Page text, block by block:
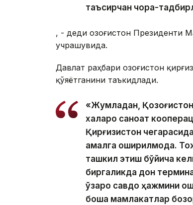
таъсирчан чора-
, - деди Қозоғистон Президенти
учрашувида.
Давлат раҳбари Қозоғистон
қўяётганини таъкидлади.
«Жумладан,
халқаро саноат
Қирғизистон
амалга оширилмоқда.
ташкил этиш бўйича
биргаликда дон
ўзаро савдо ҳажмини
бошқа мамлакатлар